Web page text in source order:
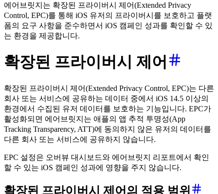
에어브릿지는 확장된 프라이버시 제어(Extended Privacy
Control, EPC)를 통해 iOS 유저의 프라이버시를 보호하고 플랫
폼의 요구 사항을 준수하면서 iOS 캠페인 성과를 확인할 수 있
는 환경을 제공합니다.
확장된 프라이버시 제어
확장된 프라이버시 제어(Extended Privacy Control, EPC)는 다른
회사 또는 서비스에 공유하는 데이터 중에서 iOS 14.5 이상의
환경에서 수집된 유저 데이터를 보호하는 기능입니다. EPC가
활성화되면 에어브릿지는 애플의 앱 추적 투명성(App
Tracking Transparency, ATT)에 동의하지 않은 유저의 데이터를
다른 회사 또는 서비스에 공유하지 않습니다.
EPC 설정은 오버뷰 대시보드와 에어브릿지 리포트에서 확인
할 수 있는 iOS 캠페인 성과에 영향을 주지 않습니다.
확장된 프라이버시 제어의 적용 범위